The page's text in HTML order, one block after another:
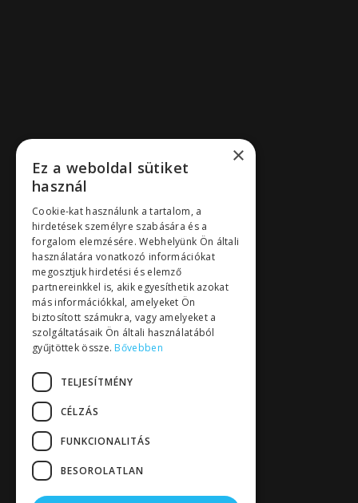
×
Ez a weboldal sütiket
használ
Cookie-kat használunk a tartalom, a
hirdetések személyre szabására és a
forgalom elemzésére. Webhelyünk Ön általi
használatára vonatkozó információkat
megosztjuk hirdetési és elemző
partnereinkkel is, akik egyesíthetik azokat
más információkkal, amelyeket Ön
biztosított számukra, vagy amelyeket a
szolgáltatásaik Ön általi használatából
gyűjtöttek össze. Bővebben
TELJESÍTMÉNY
CÉLZÁS
FUNKCIONALITÁS
BESOROLATLAN